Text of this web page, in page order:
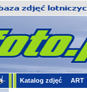
Katalog zdjęć ART